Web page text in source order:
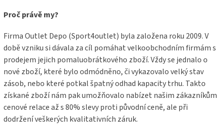
p
r
v
k
y
v
ý
p
i
s
aProč právě my?
Firma Outlet Depo (Sport4outlet) byla založena roku 2009. V
době vzniku si dávala za cíl pomáhat velkoobchodním firmám s
prodejem jejich pomaluobrátkového zboží. Vždy se jednalo o
nové zboží, které bylo odmódněno, či vykazovalo velký stav
zásob, nebo které potkal špatný odhad kapacity trhu. Takto
získané zboží nám pak umožňovalo nabízet našim zákazníkům
cenové relace až s 80% slevy proti původní ceně, ale při
dodržení veškerých kvalitativních záruk.